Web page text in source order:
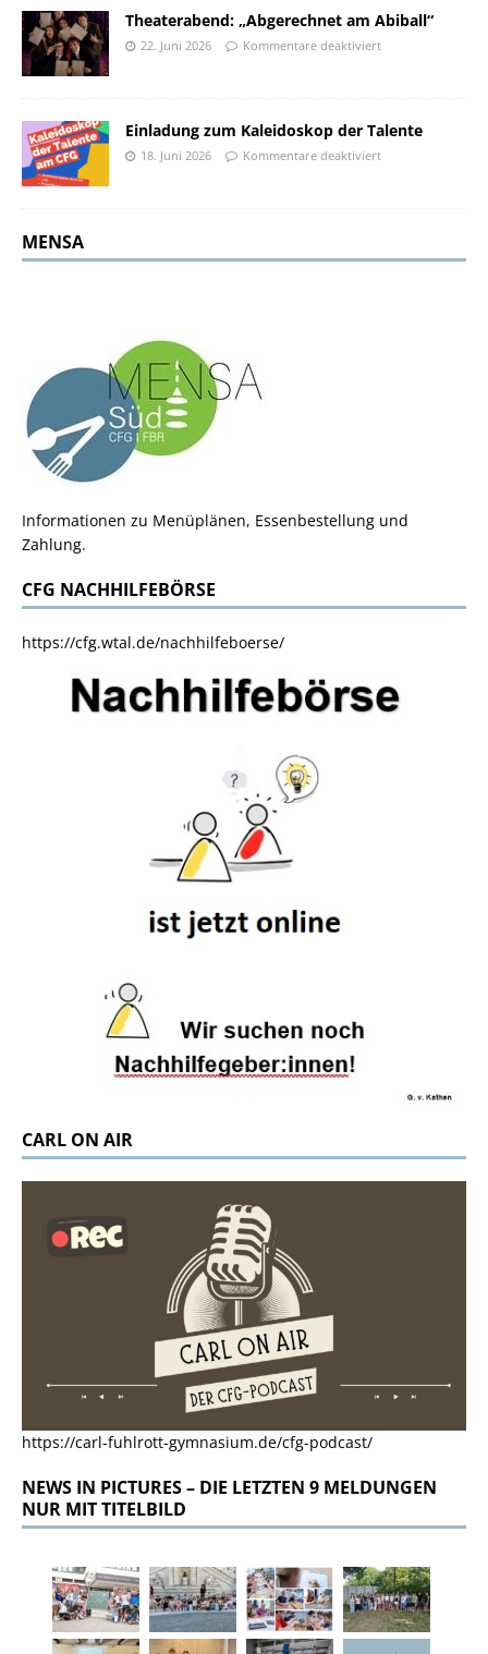
Theaterabend: „Abgerechnet am Abiball“
22. Juni 2026 Kommentare deaktiviert
Einladung zum Kaleidoskop der Talente
18. Juni 2026 Kommentare deaktiviert
MENSA
Informationen zu Menüplänen, Essenbestellung und
Zahlung.
CFG NACHHILFEBÖRSE
https://cfg.wtal.de/nachhilfeboerse/
CARL ON AIR
https://carl-fuhlrott-gymnasium.de/cfg-podcast/
NEWS IN PICTURES – DIE LETZTEN 9 MELDUNGEN
NUR MIT TITELBILD